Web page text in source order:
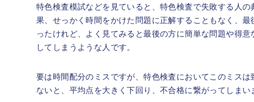
特色検査模試などを見ていると、特色検査で失敗する人
果、せっかく時間をかけた問題に正解することもなく、
ったけれど、よく見てみると最後の方に簡単な問題や得
してしまうような人です。
要は時間配分のミスですが、特色検査においてこのミス
ないと、平均点を大きく下回り、不合格に繋がってしまい